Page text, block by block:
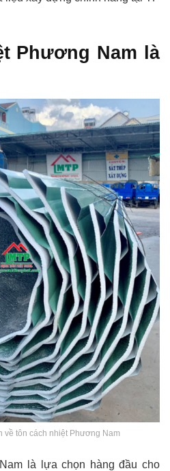
Phương Nam là
về tôn cách nhiệt Phương Nam
là lựa chọn hàng đầu cho